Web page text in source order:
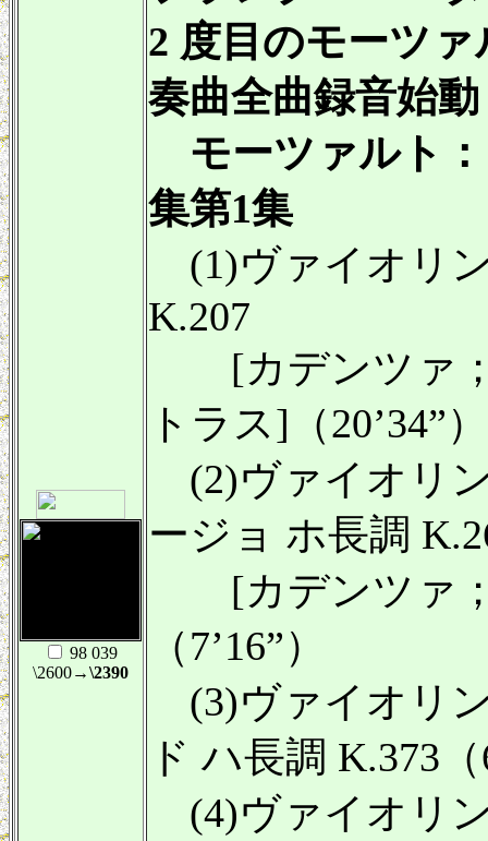
98 039
\2600→\2390
2 度目のモーツ
奏曲全曲録音始
モーツァルト
集第1集
(1)ヴァイオリ
K.207
[カデンツァ；
トラス]（20’34”）
(2)ヴァイオリ
ージョ ホ長調
[カデンツァ；
（7’16”）
(3)ヴァイオリ
ド ハ長調 K.373（
(4)ヴァイオリ